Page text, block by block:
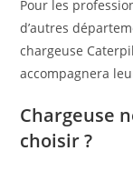
Pour les
d’autres
chargeuse
accompagnera
Chargeuse
choisir ?